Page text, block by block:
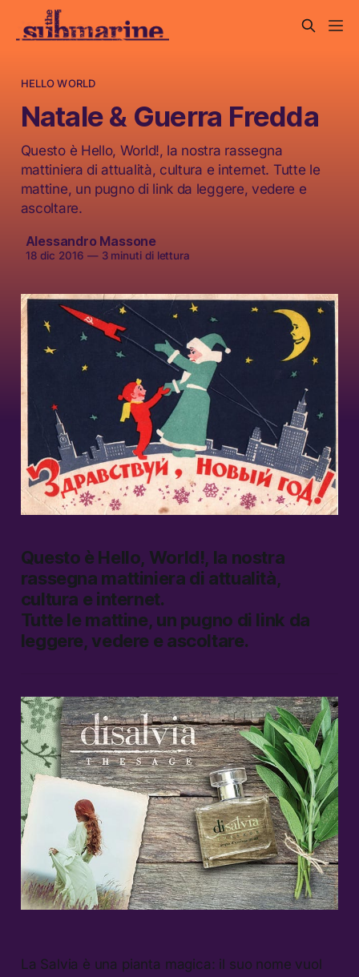
HELLO WORLD
Natale & Guerra Fredda
Questo è Hello, World!, la nostra rassegna
mattiniera di attualità, cultura e internet. Tutte le
mattine, un pugno di link da leggere, vedere e
ascoltare.
Alessandro Massone
18 dic 2016 —3 minuti di lettura
Questo è Hello, World!, la nostra
rassegna mattiniera di attualità,
cultura e internet.
Tutte le mattine, un pugno di link da
leggere, vedere e ascoltare.
La Salvia è una pianta magica: il suo nome vuol